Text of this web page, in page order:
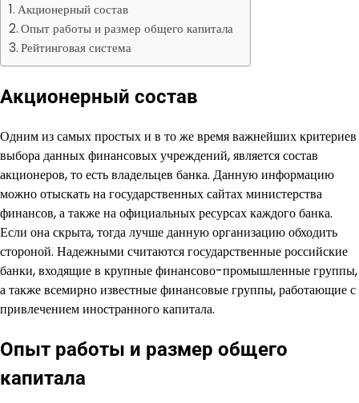
Акционерный состав
Опыт работы и размер общего капитала
Рейтинговая система
Акционерный состав
Одним из самых простых и в то же время важнейших критериев
выбора данных финансовых учреждений, является состав
акционеров, то есть владельцев банка. Данную информацию
можно отыскать на государственных сайтах министерства
финансов, а также на официальных ресурсах каждого банка.
Если она скрыта, тогда лучше данную организацию обходить
стороной. Надежными считаются государственные российские
банки, входящие в крупные финансово-промышленные группы,
а также всемирно известные финансовые группы, работающие с
привлечением иностранного капитала.
Опыт работы и размер общего
капитала